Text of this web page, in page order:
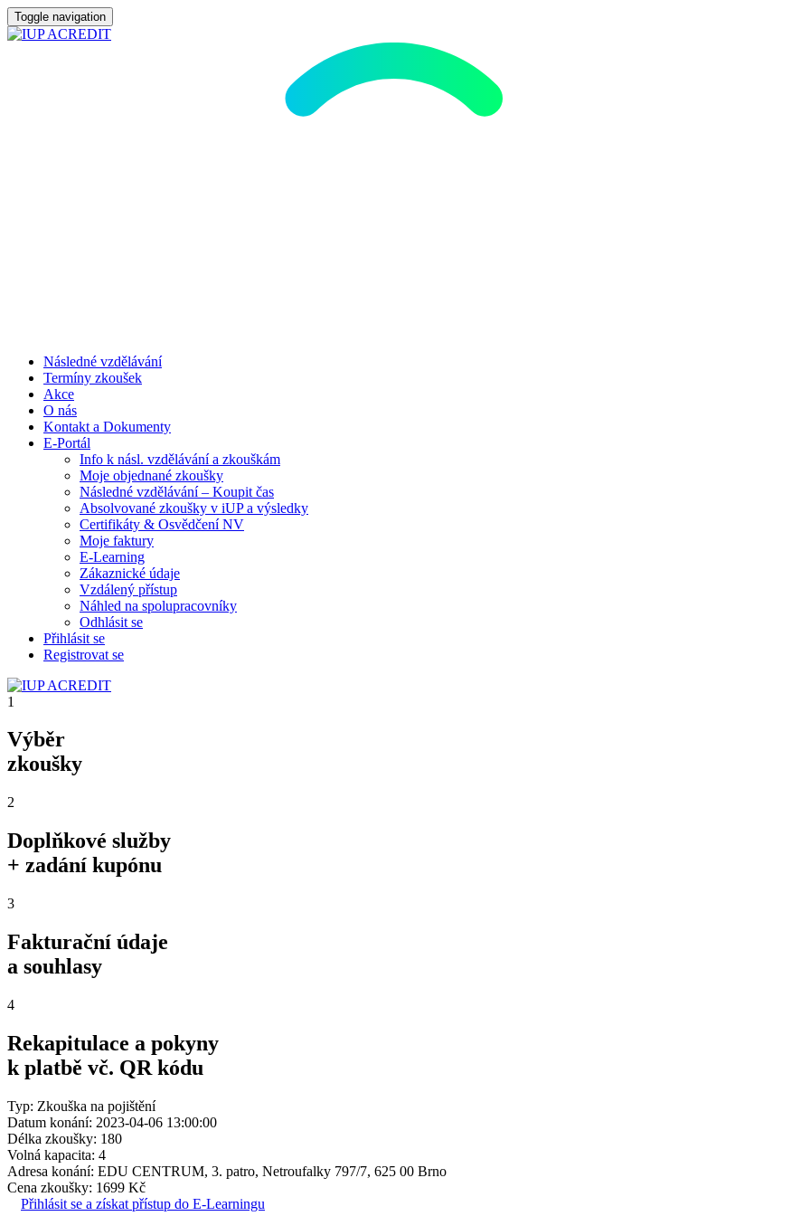
Toggle navigation
Následné vzdělávání
Termíny zkoušek
Akce
O nás
Kontakt a Dokumenty
E-Portál
Info k násl. vzdělávání a zkouškám
Moje objednané zkoušky
Následné vzdělávání – Koupit čas
Absolvované zkoušky v iUP a výsledky
Certifikáty & Osvědčení NV
Moje faktury
E-Learning
Zákaznické údaje
Vzdálený přístup
Náhled na spolupracovníky
Odhlásit se
Přihlásit se
Registrovat se
1
Výběr
zkoušky
2
Doplňkové služby
+ zadání kupónu
3
Fakturační údaje
a souhlasy
4
Rekapitulace a pokyny
k platbě vč. QR kódu
Typ: Zkouška na pojištění
Datum konání: 2023-04-06 13:00:00
Délka zkoušky: 180
Volná kapacita: 4
Adresa konání: EDU CENTRUM, 3. patro, Netroufalky 797/7, 625 00 Brno
Cena zkoušky: 1699 Kč
Přihlásit se a získat přístup do E-Learningu